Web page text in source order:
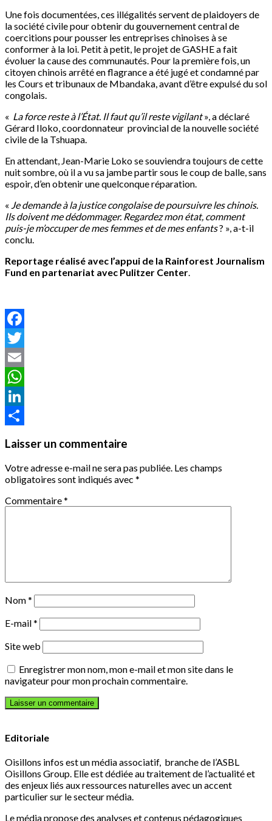
Une fois documentées, ces illégalités servent de plaidoyers de
la société civile pour obtenir du gouvernement central de
coercitions pour pousser les entreprises chinoises à se
conformer à la loi. Petit à petit, le projet de GASHE a fait
évoluer la cause des communautés. Pour la première fois, un
citoyen chinois arrêté en flagrance a été jugé et condamné par
les Cours et tribunaux de Mbandaka, avant d’être expulsé du sol
congolais.
« La force reste à l’État. Il faut qu’il reste vigilant», a déclaré
Gérard Iloko, coordonnateur provincial de la nouvelle société
civile de la Tshuapa.
En attendant, Jean-Marie Loko se souviendra toujours de cette
nuit sombre, où il a vu sa jambe partir sous le coup de balle, sans
espoir, d’en obtenir une quelconque réparation.
« Je demande à la justice congolaise de poursuivre les chinois.
Ils doivent me dédommager. Regardez mon état, comment
puis-je m’occuper de mes femmes et de mes enfants? », a-t-il
conclu.
Reportage réalisé avec l’appui de la Rainforest Journalism
Fund en partenariat avec Pulitzer Center.
Facebook
Twitter
Email
WhatsApp
LinkedIn
Laisser un commentaire
Votre adresse e-mail ne sera pas publiée. Les champs
obligatoires sont indiqués avec *
Commentaire*
Nom*
E-mail*
Site web
Enregistrer mon nom, mon e-mail et mon site dans le
navigateur pour mon prochain commentaire.
Editoriale
Oisillons infos est un média associatif, branche de l’ASBL
Oisillons Group. Elle est dédiée au traitement de l’actualité et
des enjeux liés aux ressources naturelles avec un accent
particulier sur le secteur média.
Le média propose des analyses et contenus pédagogiques